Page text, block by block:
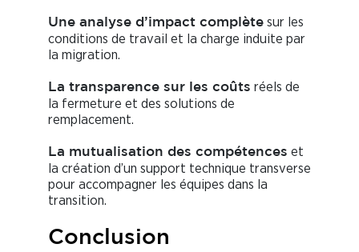
Une analyse d’impact complète sur les
conditions de travail et la charge induite par
la migration.
La transparence sur les coûts réels de
la fermeture et des solutions de
remplacement.
La mutualisation des compétences et
la création d’un support technique transverse
pour accompagner les équipes dans la
transition.
Conclusion